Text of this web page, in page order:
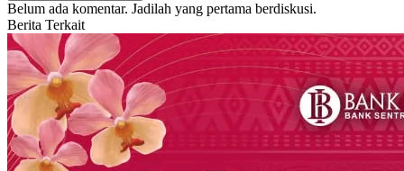
Belum ada komentar. Jadilah yang pertama berdiskusi.
Berita Terkait